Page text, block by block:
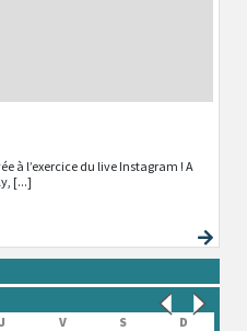
à l’exercice du live Instagram ! A
[...]
J V S D